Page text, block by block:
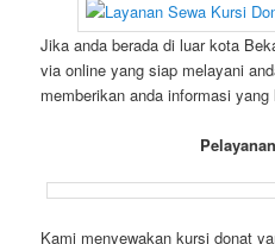
Jika anda berada di luar kota
via online yang siap melayani
memberikan anda informasi
Kami menyewakan kursi donat